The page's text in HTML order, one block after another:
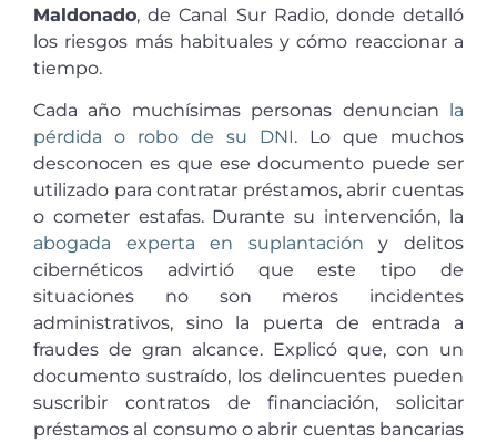
Maldonado, de Canal Sur Radio, donde detalló
los riesgos más habituales y cómo reaccionar a
tiempo.
Cada año muchísimas personas denuncian
la
pérdida o robo de su DNI. Lo que muchos
desconocen es que ese documento puede ser
utilizado para contratar préstamos, abrir cuentas
o cometer estafas. Durante su intervención, la
abogada experta en suplantación y delitos
cibernéticos advirtió que este tipo de
situaciones no son meros incidentes
administrativos, sino la puerta de entrada a
fraudes de gran alcance. Explicó que, con un
documento sustraído, los delincuentes pueden
suscribir contratos de financiación, solicitar
préstamos al consumo o abrir cuentas bancarias